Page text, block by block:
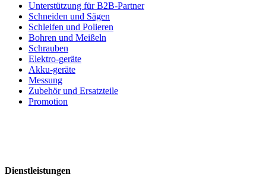
Unterstützung für B2B-Partner
Schneiden und Sägen
Schleifen und Polieren
Bohren und Meißeln
Schrauben
Elektro-geräte
Akku-geräte
Messung
Zubehör und Ersatzteile
Promotion
Dienstleistungen